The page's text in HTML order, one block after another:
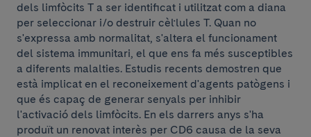
dels limfòcits T a ser identificat i utilitzat com a diana
per seleccionar i/o destruir cèl·lules T. Quan no
s'expressa amb normalitat, s'altera el funcionament
del sistema immunitari, el que ens fa més susceptibles
a diferents malalties. Estudis recents demostren que
està implicat en el reconeixement d'agents patògens i
que és capaç de generar senyals per inhibir
l'activació dels limfòcits. En els darrers anys s'ha
produït un renovat interès per CD6 causa de la seva